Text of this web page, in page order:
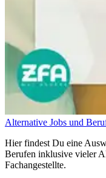
Alternative Jobs und
Hier findest Du eine
Berufen inklusive vieler
Fachangestellte.